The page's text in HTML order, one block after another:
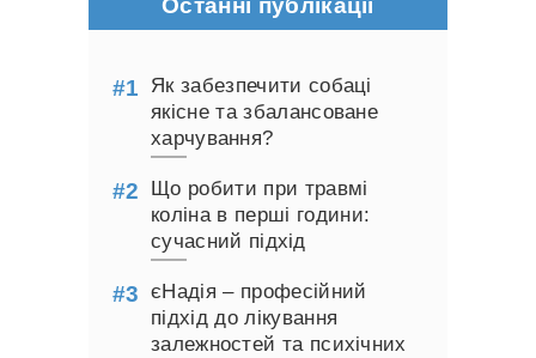
Останні публікації
Як забезпечити собаці
якісне та збалансоване
харчування?
Що робити при травмі
коліна в перші години:
сучасний підхід
єНадія – професійний
підхід до лікування
залежностей та психічних